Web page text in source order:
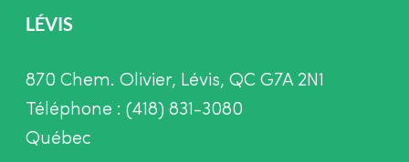
LÉVIS
870 Chem. Olivier, Lévis, QC G7A 2N1
Téléphone : (418) 831-3080
Québec